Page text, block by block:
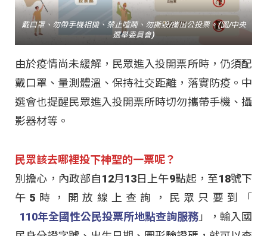
戴口罩、勿帶手機相機、禁止喧鬧、勿撕毀/攜出公投票。(圖/中央
選舉委員會)
由於疫情尚未緩解，民眾進入投開票所時，仍須配
戴口罩、量測體溫、保持社交距離，落實防疫。中
選會也提醒民眾進入投開票所時切勿攜帶手機、攝
影器材等。
民眾該去哪裡投下神聖的一票呢？
別擔心，內政部自12月13日上午9點起，至18號下
午5時，開放線上查詢，民眾只要到「
110年全國性公民投票所地點查詢服務 」，輸入國